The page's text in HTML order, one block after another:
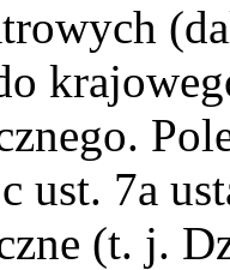
ust. 7a
(t. j.